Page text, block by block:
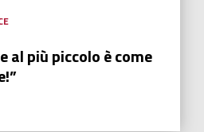
al più piccolo è come